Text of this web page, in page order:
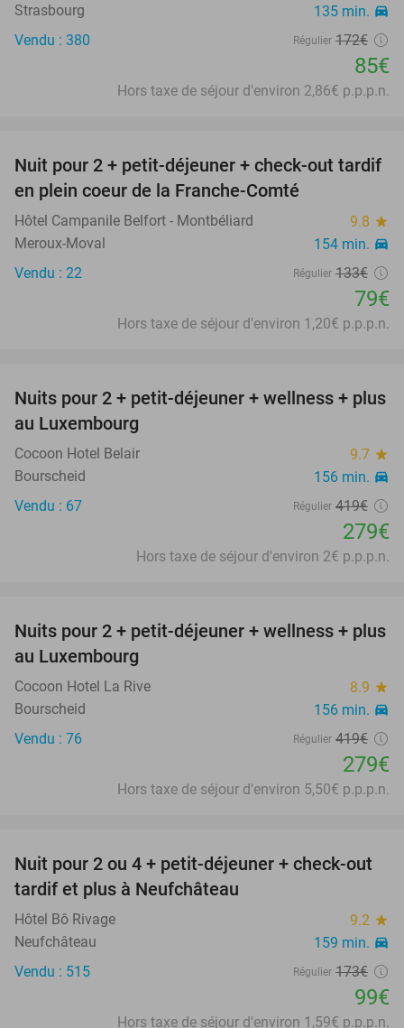
Strasbourg 135 min. directions_car
Vendu : 380 Régulier 172€
85€
Hors taxe de séjour d'environ 2,86€ p.p.p.n.
41%
Nuit pour 2 + petit-déjeuner + check-out tardif
en plein coeur de la Franche-Comté
Hôtel Campanile Belfort - Montbéliard 9.8 star
Meroux-Moval 154 min. directions_car
Vendu : 22 Régulier 133€
79€
Hors taxe de séjour d'environ 1,20€ p.p.p.n.
33%
Nuits pour 2 + petit-déjeuner + wellness + plus
au Luxembourg
Cocoon Hotel Belair 9.7 star
Bourscheid 156 min. directions_car
Vendu : 67 Régulier 419€
279€
Hors taxe de séjour d'environ 2€ p.p.p.n.
33%
Nuits pour 2 + petit-déjeuner + wellness + plus
au Luxembourg
Cocoon Hotel La Rive 8.9 star
Bourscheid 156 min. directions_car
Vendu : 76 Régulier 419€
279€
Hors taxe de séjour d'environ 5,50€ p.p.p.n.
43%
Nuit pour 2 ou 4 + petit-déjeuner + check-out
tardif et plus à Neufchâteau
Hôtel Bô Rivage 9.2 star
Neufchâteau 159 min. directions_car
Vendu : 515 Régulier 173€
99€
Hors taxe de séjour d'environ 1,59€ p.p.p.n.